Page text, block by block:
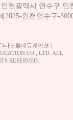
인천광역시 연수구 인
2025-인천연수구-
)다드림에듀케이션 |
CO., LTD. ALL
RESERVED.